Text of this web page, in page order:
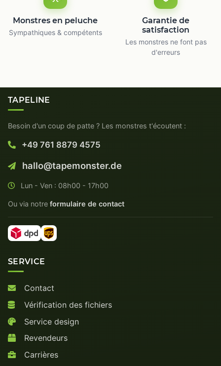
Monstres en peluche
Sympathiques & compétents
Garantie de
satisfaction
Les monstres ne font pas
d'erreurs
TAPELINE
Besoin d'un coup de patte ? Les monstres t'écoutent :
+49 761 8879 4575
hallo@tapemonster.de
Lun - Ven : 08h00 - 17h00
Ou via notre formulaire de contact
SERVICE
Contact
Vérification des fichiers
Service design
Revendeurs
Carrières